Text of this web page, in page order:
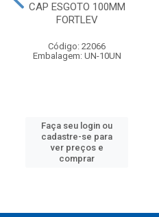
CAP ESGOTO 100MM
FORTLEV
Código: 22066
Embalagem: UN-10UN
Faça seu login ou
cadastre-se para
ver preços e
comprar